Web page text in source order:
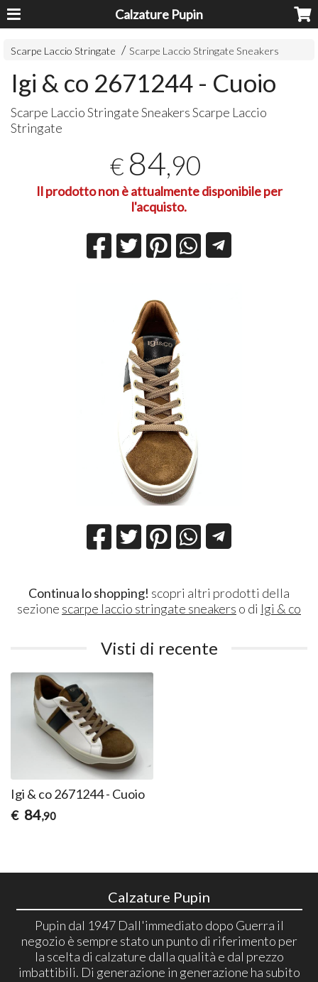
Calzature Pupin
Scarpe Laccio Stringate Scarpe Laccio Stringate Sneakers
Igi & co 2671244 - Cuoio
Scarpe Laccio Stringate Sneakers Scarpe Laccio
Stringate
€ 84,90
Il prodotto non è attualmente disponibile per
l'acquisto.
Continua lo shopping! scopri altri prodotti della
sezione scarpe laccio stringate sneakers o di Igi & co
Visti di recente
Igi & co 2671244 - Cuoio
€ 84,90
Calzature Pupin
Pupin dal 1947 Dall'immediato dopo Guerra il
negozio è sempre stato un punto di riferimento per
la scelta di calzature dalla qualità e dal prezzo
imbattibili. Di generazione in generazione ha subito